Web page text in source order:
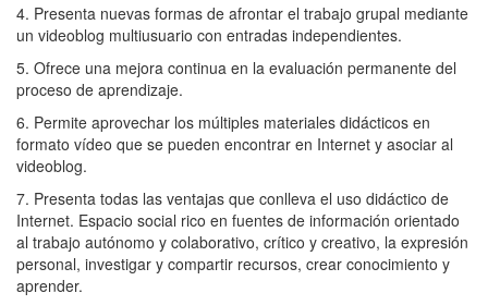
4. Presenta nuevas formas de afrontar el trabajo grupal mediante
un videoblog multiusuario con entradas independientes.
5. Ofrece una mejora continua en la evaluación permanente del
proceso de aprendizaje.
6. Permite aprovechar los múltiples materiales didácticos en
formato vídeo que se pueden encontrar en Internet y asociar al
videoblog.
7. Presenta todas las ventajas que conlleva el uso didáctico de
Internet. Espacio social rico en fuentes de información orientado
al trabajo autónomo y colaborativo, crítico y creativo, la expresión
personal, investigar y compartir recursos, crear conocimiento y
aprender.